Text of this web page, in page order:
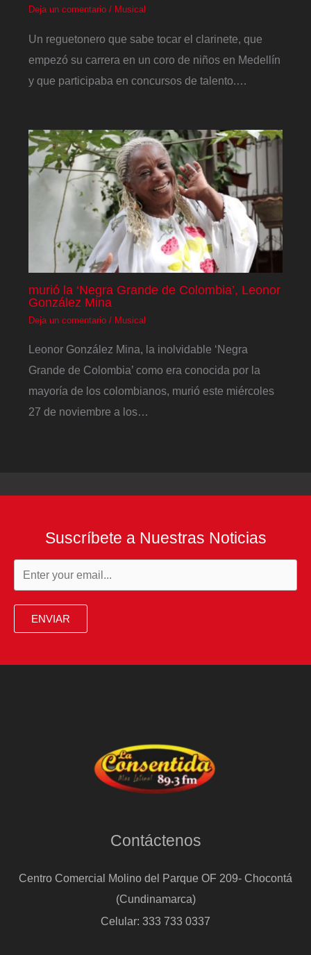
Deja un comentario / Musical
Un reguetonero que sabe tocar el clarinete, que
empezó su carrera en un coro de niños en Medellín
y que participaba en concursos de talento.…
murió la ‘Negra Grande de Colombia’, Leonor
González Mina
Deja un comentario / Musical
Leonor González Mina, la inolvidable ‘Negra
Grande de Colombia’ como era conocida por la
mayoría de los colombianos, murió este miércoles
27 de noviembre a los…
Suscríbete a Nuestras Noticias
ENVIAR
Contáctenos
Centro Comercial Molino del Parque OF 209- Chocontá
(Cundinamarca)
Celular: 333 733 0337